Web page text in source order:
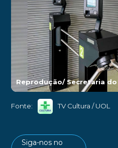
Reprodução/ Secretaria
Fonte: TV Cultura / UOL
Siga-nos no